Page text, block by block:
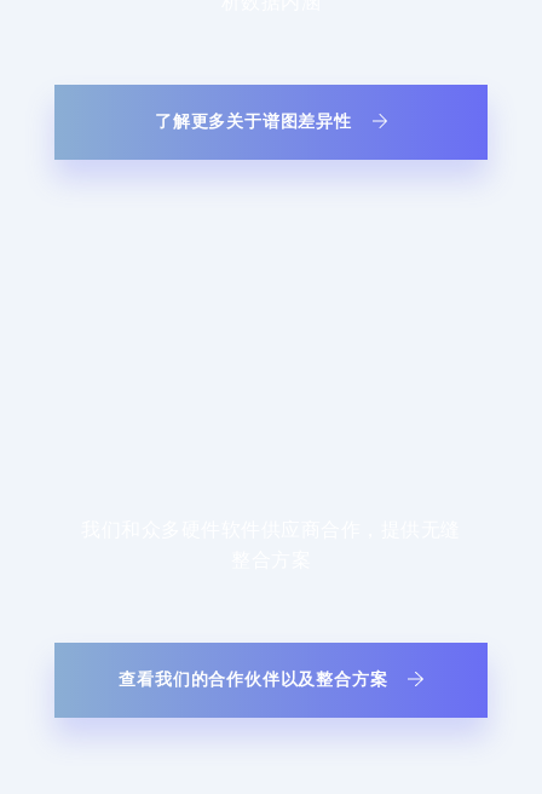
了解更多关于谱图差异性
查看我们的合作伙伴以及整合方案